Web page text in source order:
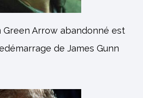
Green Arrow abandonné est
de James Gunn